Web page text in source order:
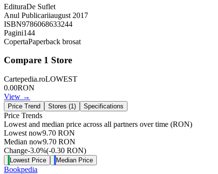
EdituraDe Suflet
Anul Publicariiaugust 2017
ISBN9786068633244
Pagini144
CopertaPaperback brosat
Compare 1 Store
Cartepedia.roLOWEST
0.00RON
View →
Price Trend Stores (1 ) Specifications
Price Trends
Lowest and median price across all partners over time (RON)
Lowest now9.70 RON
Median now9.70 RON
Change-3.0%(-0.30 RON)
Lowest Price Median Price
Bookpedia